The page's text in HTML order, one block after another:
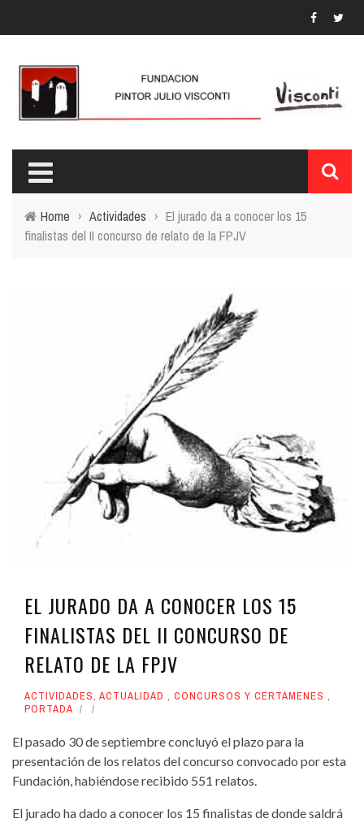
Home › Actividades › El jurado da a conocer los 15
finalistas del II concurso de relato de la FPJV
EL JURADO DA A CONOCER LOS 15
FINALISTAS DEL II CONCURSO DE
RELATO DE LA FPJV
ACTIVIDADES, ACTUALIDAD , CONCURSOS Y CERTÁMENES ,
PORTADA
El pasado 30 de septiembre concluyó el plazo para la
presentación de los relatos del concurso convocado por esta
Fundación, habiéndose recibido 551 relatos.
El jurado ha dado a conocer los 15 finalistas de donde saldrá